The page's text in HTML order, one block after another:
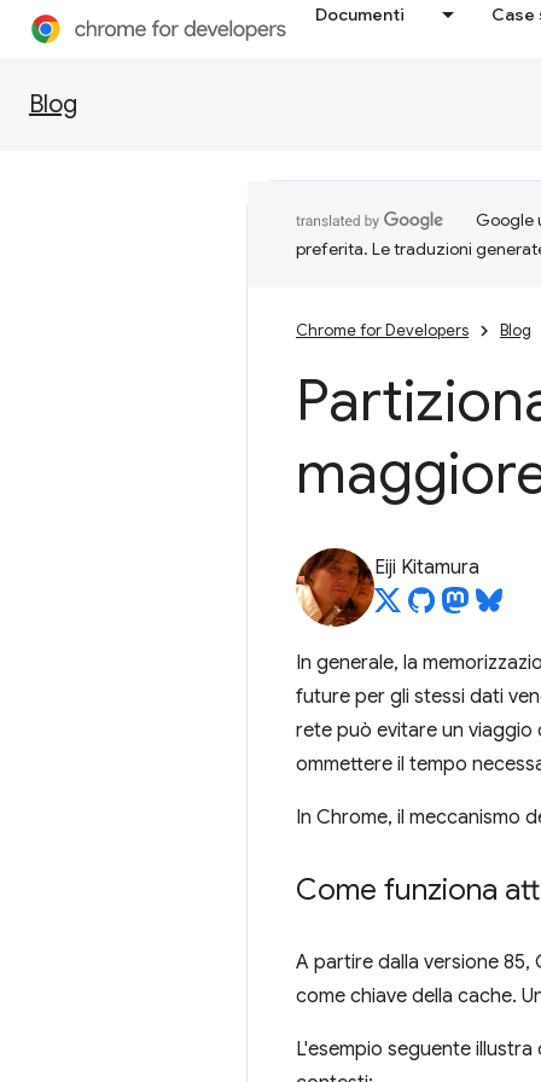
Documenti Case
Blog
Google
preferita. Le traduzioni
Chrome for Developers Blog
Eiji Kitamura
In generale, la
future per gli stessi dati
rete può evitare un viaggio
ommettere il tempo
In Chrome, il meccanismo
Come funziona
A partire dalla versione 85,
come chiave della cache.
L'esempio seguente